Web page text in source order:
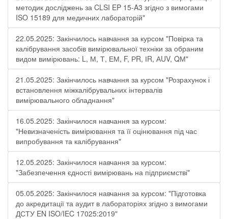
методик досліджень за CLSI EP 15-A3 згідно з вимогами
ISO 15189 для медичних лабораторій"
22.05.2025: Закінчилось навчання за курсом "Повірка та
калібрування засобів вимірювальної техніки за обраним
видом вимірювань: L, М, Т, ЕМ, F, РR, ІR, АUV, QМ"
21.05.2025: Закінчилось навчання за курсом "Розрахунок і
встановлення міжкалібрувальних інтервалів
вимірювального обладнання"
16.05.2025: Закінчилося навчання за курсом:
"Невизначеність вимірювання та її оцінювання під час
випробування та калібрування"
12.05.2025: Закінчилося навчання за курсом:
"Забезпечення єдності вимірювань на підприємстві"
05.05.2025: Закінчилося навчання за курсом: "Підготовка
до акредитації та аудит в лабораторіях згідно з вимогами
ДСТУ EN ISO/IEC 17025:2019"